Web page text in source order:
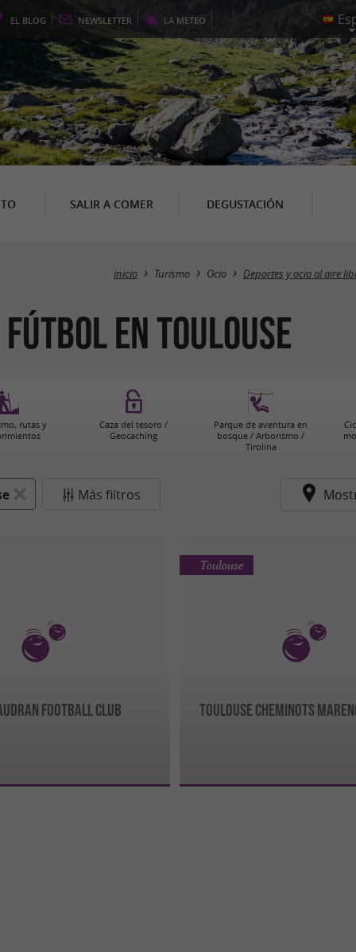
EL BLOG NEWSLETTER LA METEO
SALIR A COMER DEGUSTACIÓN
inicio Turismo Ocio Deportes y ocio al aire
en Toulouse
rutas y
Caza del tesoro /
Geocaching
Parque de aventura en
bosque / Arborismo /
Tirolina
Más filtros
FOOTBALL CLUB TOULOUSE CHEMINOTS
Toulouse